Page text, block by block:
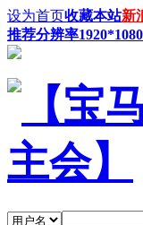
设为首页收藏本站新
推荐分辨率1920*1080